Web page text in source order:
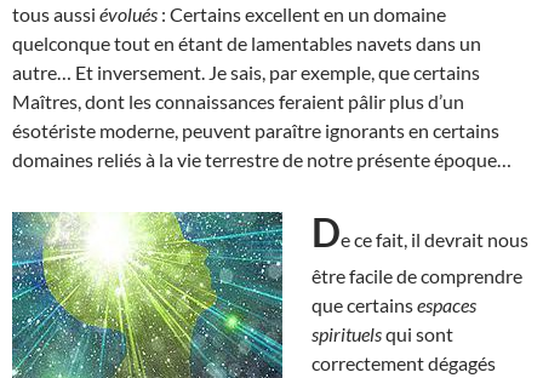
tous aussi évolués : Certains excellent en un domaine
quelconque tout en étant de lamentables navets dans un
autre… Et inversement. Je sais, par exemple, que certains
Maîtres, dont les connaissances feraient pâlir plus d’un
ésotériste moderne, peuvent paraître ignorants en certains
domaines reliés à la vie terrestre de notre présente époque…
De ce fait, il devrait nous
être facile de comprendre
que certainsespaces
spirituelsqui sont
correctement dégagés